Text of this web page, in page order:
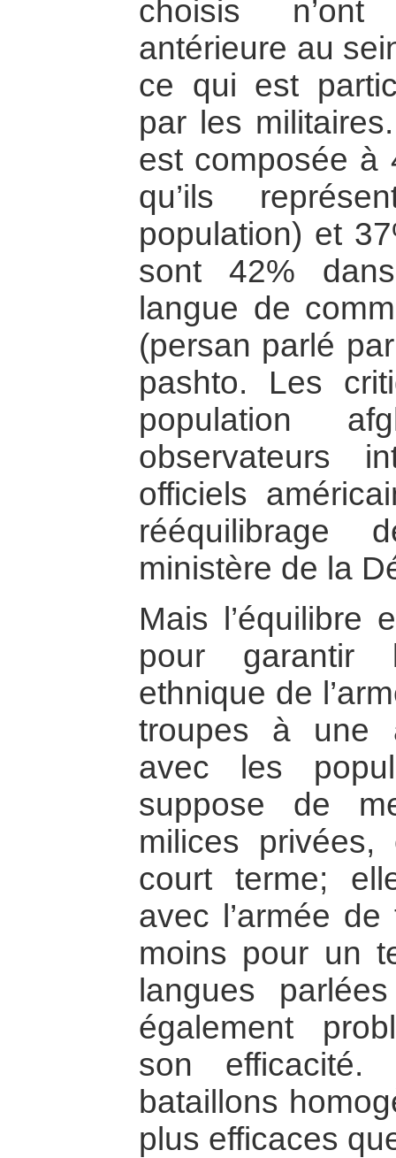
choisis n’ont
antérieure au
ce qui est
par les
est composée à
qu’ils
population) et
sont 42%
langue de
(persan parlé
pashto. Les
population
observateurs
officiels
rééquilibrage
ministère de la
Mais l’équilibre
pour garantir
ethnique de
troupes à une
avec les
suppose de
milices privées,
court terme;
avec l’armée de
moins pour un
langues
également
son
bataillons
plus efficaces